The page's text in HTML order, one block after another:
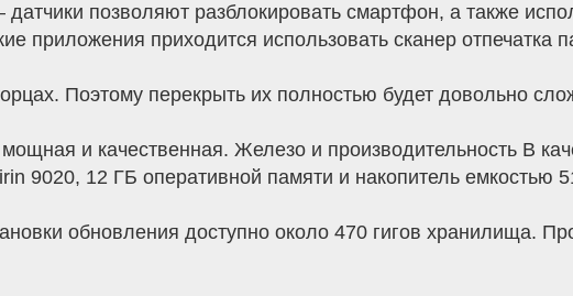
позволяют разблокировать смартфон, а также
приложения приходится использовать сканер отпечатка
Поэтому перекрыть их полностью будет довольно
и качественная. Железо и производительность В
9020, 12 ГБ оперативной памяти и накопитель емкостью
обновления доступно около 470 гигов хранилища.